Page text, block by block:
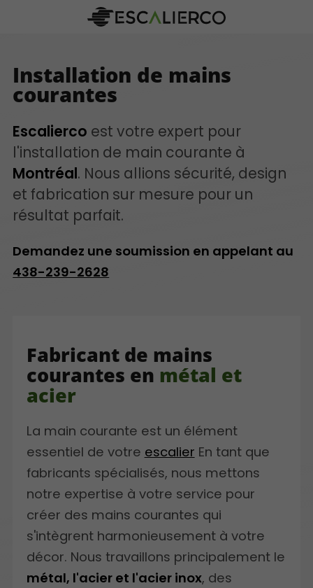
Installation de mains
courantes
Escalierco est votre expert pour
l'installation de main courante à
Montréal. Nous allions sécurité, design
et fabrication sur mesure pour un
résultat parfait.
Demandez une soumission en appelant au
438-239-2628
Fabricant de mains
courantes en métal et
acier
La main courante est un élément
essentiel de votre escalier En tant que
fabricants spécialisés, nous mettons
notre expertise à votre service pour
créer des mains courantes qui
s'intègrent harmonieusement à votre
décor. Nous travaillons principalement le
métal, l'acier et l'acier inox, des